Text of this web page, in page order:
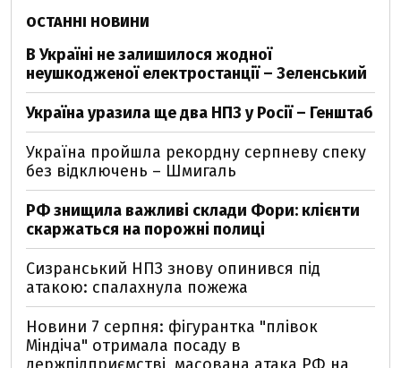
ОСТАННІ НОВИНИ
В Україні не залишилося жодної
неушкодженої електростанції – Зеленський
Україна уразила ще два НПЗ у Росії – Генштаб
Україна пройшла рекордну серпневу спеку
без відключень – Шмигаль
РФ знищила важливі склади Фори: клієнти
скаржаться на порожні полиці
Сизранський НПЗ знову опинився під
атакою: спалахнула пожежа
Новини 7 серпня: фігурантка "плівок
Міндіча" отримала посаду в
держпідприємстві, масована атака РФ на